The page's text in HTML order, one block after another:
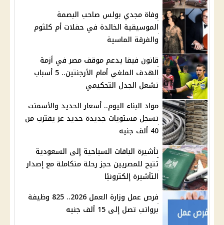
وفاة مجدي بولس صاحب البصمة
الموسيقية الخالدة في حفلات أم كلثوم
والفرقة الماسية
قانون فيفا يدعم موقف مصر في أزمة
الهدف الملغي أمام الأرجنتين.. 5 أسباب
تشعل الجدل التحكيمي
مواد البناء اليوم.. أسعار الحديد والأسمنت
تسجل مستويات جديدة حديد عز يقترب من
40 ألف جنيه
تأشيرة الباقات السياحية إلى السعودية
تتيح للمصريين حجز رحلة متكاملة مع إصدار
التأشيرة إلكترونيًا
فرص عمل وزارة العمل 2026.. 825 وظيفة
برواتب تصل إلى 15 ألف جنيه